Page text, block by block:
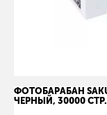
ФОТОБАРАБАН
ЧЕРНЫЙ, 30000 СТР.